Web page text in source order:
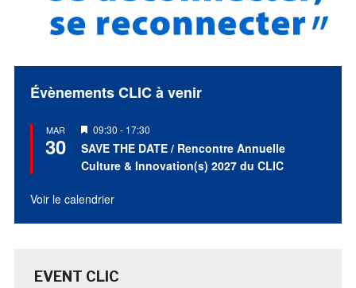
Évènements CLIC à venir
MAR
30
Mis
en
avant
09:30 - 17:30
SAVE THE DATE / Rencontre Annuelle
Culture & Innovation(s) 2027 du CLIC
Voir le calendrier
EVENT CLIC